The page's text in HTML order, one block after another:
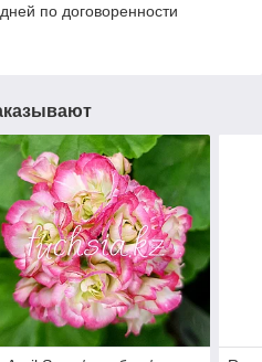
по договоренности